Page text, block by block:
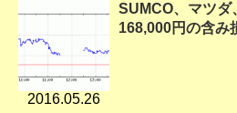
2016.05.26
SUMCO、マツダ
168,000円の含み